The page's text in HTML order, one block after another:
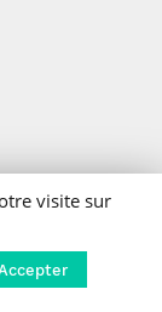
visite sur